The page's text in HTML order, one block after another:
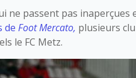
ne passent pas inaperçues
deFoot Mercato, plusieurs
le FC Metz.